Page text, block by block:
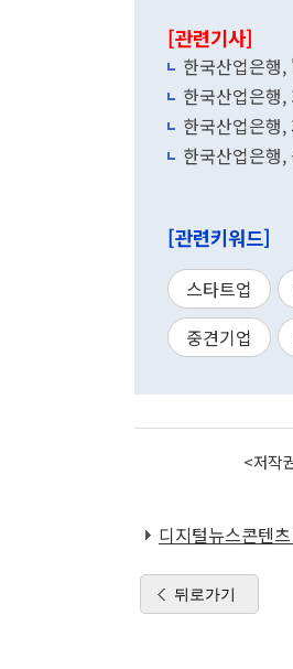
[관련기사]
한국산업은행
한국산업은행
한국산업은행
한국산업은행
[관련키워드]
스타트업
중견기업
<저작
디지털뉴스콘텐
뒤로가기